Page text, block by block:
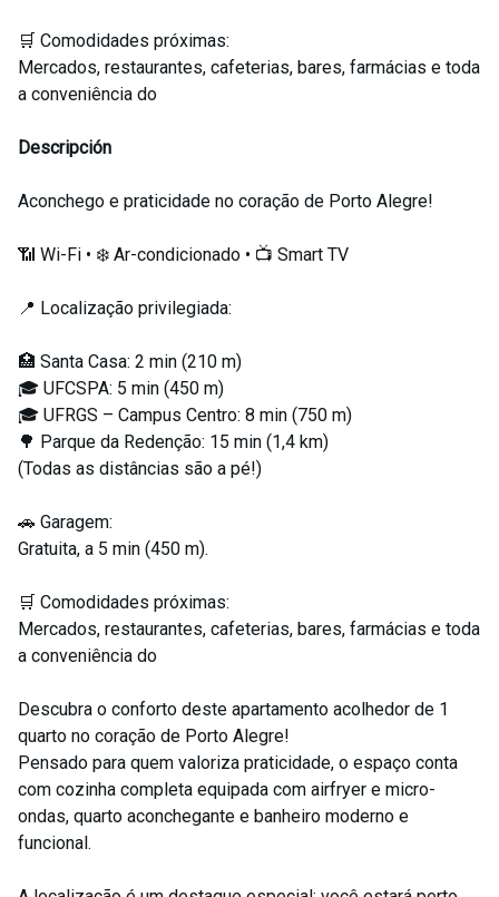
🛒 Comodidades próximas:
Mercados, restaurantes, cafeterias, bares, farmácias e toda
a conveniência do
Descripción
Aconchego e praticidade no coração de Porto Alegre!
📶 Wi-Fi • ❄️ Ar-condicionado • 📺 Smart TV
📍 Localização privilegiada:
🏥 Santa Casa: 2 min (210 m)
🎓 UFCSPA: 5 min (450 m)
🎓 UFRGS – Campus Centro: 8 min (750 m)
🌳 Parque da Redenção: 15 min (1,4 km)
(Todas as distâncias são a pé!)
🚗 Garagem:
Gratuita, a 5 min (450 m).
🛒 Comodidades próximas:
Mercados, restaurantes, cafeterias, bares, farmácias e toda
a conveniência do
Descubra o conforto deste apartamento acolhedor de 1
quarto no coração de Porto Alegre!
Pensado para quem valoriza praticidade, o espaço conta
com cozinha completa equipada com airfryer e micro-
ondas, quarto aconchegante e banheiro moderno e
funcional.